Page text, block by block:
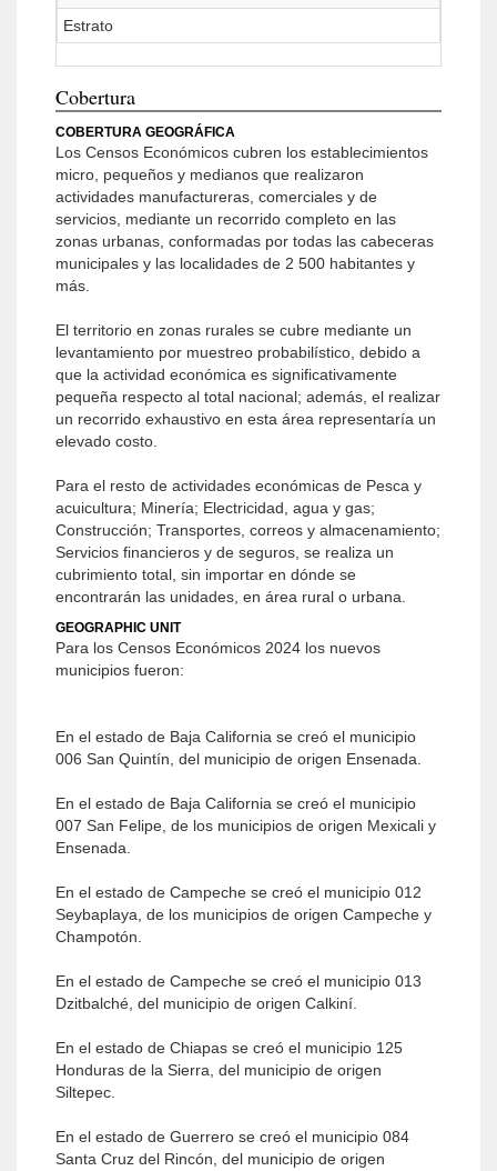
Estrato
Cobertura
COBERTURA GEOGRÁFICA
Los Censos Económicos cubren los establecimientos
micro, pequeños y medianos que realizaron
actividades manufactureras, comerciales y de
servicios, mediante un recorrido completo en las
zonas urbanas, conformadas por todas las cabeceras
municipales y las localidades de 2 500 habitantes y
más.
El territorio en zonas rurales se cubre mediante un
levantamiento por muestreo probabilístico, debido a
que la actividad económica es significativamente
pequeña respecto al total nacional; además, el realizar
un recorrido exhaustivo en esta área representaría un
elevado costo.
Para el resto de actividades económicas de Pesca y
acuicultura; Minería; Electricidad, agua y gas;
Construcción; Transportes, correos y almacenamiento;
Servicios financieros y de seguros, se realiza un
cubrimiento total, sin importar en dónde se
encontrarán las unidades, en área rural o urbana.
GEOGRAPHIC UNIT
Para los Censos Económicos 2024 los nuevos
municipios fueron:
En el estado de Baja California se creó el municipio
006 San Quintín, del municipio de origen Ensenada.
En el estado de Baja California se creó el municipio
007 San Felipe, de los municipios de origen Mexicali y
Ensenada.
En el estado de Campeche se creó el municipio 012
Seybaplaya, de los municipios de origen Campeche y
Champotón.
En el estado de Campeche se creó el municipio 013
Dzitbalché, del municipio de origen Calkiní.
En el estado de Chiapas se creó el municipio 125
Honduras de la Sierra, del municipio de origen
Siltepec.
En el estado de Guerrero se creó el municipio 084
Santa Cruz del Rincón, del municipio de origen